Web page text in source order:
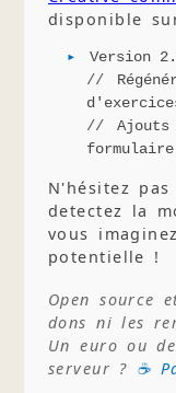
disponible
Version
Ajouts
N'hésitez
detectez la
vous
potentielle !
Open source
dons ni les
Un euro ou
serveur ? ☕